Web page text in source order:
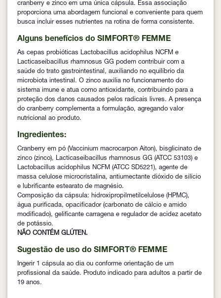
cranberry e zinco em uma única cápsula. Essa associação
proporciona uma abordagem funcional e conveniente para quem
busca incluir esses nutrientes na rotina de forma consistente.
Alguns benefícios do SIMFORT® FEMME
As cepas probióticas Lactobacillus acidophilus NCFM e
Lacticaseibacillus rhamnosus GG podem contribuir com a
saúde do trato gastrointestinal, auxiliando no equilíbrio da
microbiota intestinal. O zinco auxilia no funcionamento do
sistema imune e atua como antioxidante, contribuindo para a
proteção dos danos causados pelos radicais livres. A presença
do cranberry complementa a formulação, agregando valor
nutricional ao produto.
Ingredientes:
Cranberry em pó (Vaccinium macrocarpon Aiton), bisglicinato de
zinco (zinco), Lacticaseibacillus rhamnosus GG (ATCC 53103) e
Lactobacillus acidophilus NCFM (ATCC SD5221), agente de
massa celulose microcristalina, antiumectante dióxido de silício
e lubrificante estearato de magnésio.
Composição da cápsula: hidroxipropilmetilcelulose (HPMC),
água purificada, opacificador (carbonato de cálcio e amido
modificado), gelificante carragena e regulador de acidez acetato
de potássio.
NÃO CONTÉM GLÚTEN.
Sugestão de uso do SIMFORT® FEMME
Ingerir 1 cápsula ao dia ou conforme orientação de um
profissional da saúde. Produto indicado para adultos a partir de
19 anos.